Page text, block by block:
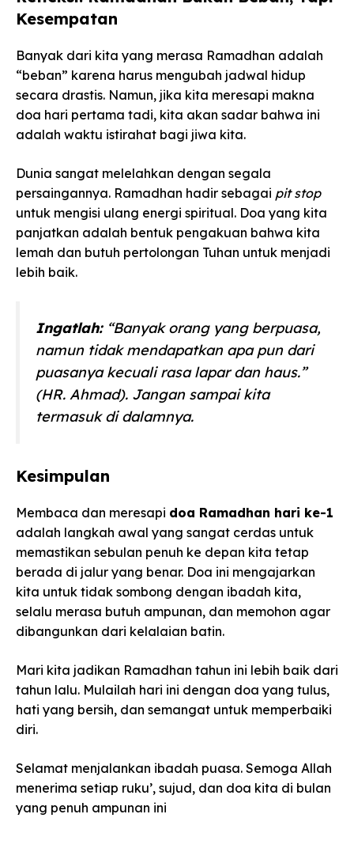
Kesempatan
Banyak dari kita yang merasa Ramadhan adalah
“beban” karena harus mengubah jadwal hidup
secara drastis. Namun, jika kita meresapi makna
doa hari pertama tadi, kita akan sadar bahwa ini
adalah waktu istirahat bagi jiwa kita.
Dunia sangat melelahkan dengan segala
persaingannya. Ramadhan hadir sebagai pit stop
untuk mengisi ulang energi spiritual. Doa yang kita
panjatkan adalah bentuk pengakuan bahwa kita
lemah dan butuh pertolongan Tuhan untuk menjadi
lebih baik.
Ingatlah:“Banyak orang yang berpuasa,
namun tidak mendapatkan apa pun dari
puasanya kecuali rasa lapar dan haus.”
(HR. Ahmad). Jangan sampai kita
termasuk di dalamnya.
Kesimpulan
Membaca dan meresapi doa Ramadhan hari ke-1
adalah langkah awal yang sangat cerdas untuk
memastikan sebulan penuh ke depan kita tetap
berada di jalur yang benar. Doa ini mengajarkan
kita untuk tidak sombong dengan ibadah kita,
selalu merasa butuh ampunan, dan memohon agar
dibangunkan dari kelalaian batin.
Mari kita jadikan Ramadhan tahun ini lebih baik dari
tahun lalu. Mulailah hari ini dengan doa yang tulus,
hati yang bersih, dan semangat untuk memperbaiki
diri.
Selamat menjalankan ibadah puasa. Semoga Allah
menerima setiap ruku’, sujud, dan doa kita di bulan
yang penuh ampunan ini